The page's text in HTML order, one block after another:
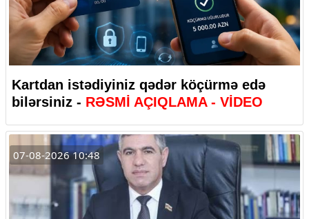
Kartdan istədiyiniz qədər köçürmə edə
bilərsiniz - RƏSMİ AÇIQLAMA - VİDEO
07-08-2026 10:48